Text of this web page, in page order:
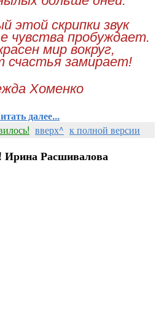
этой скрипки звук
чувства пробуждает.
мир вокруг,
замирает!
Хоменко
далее...
вверх^ к полной версии
Расшивалова